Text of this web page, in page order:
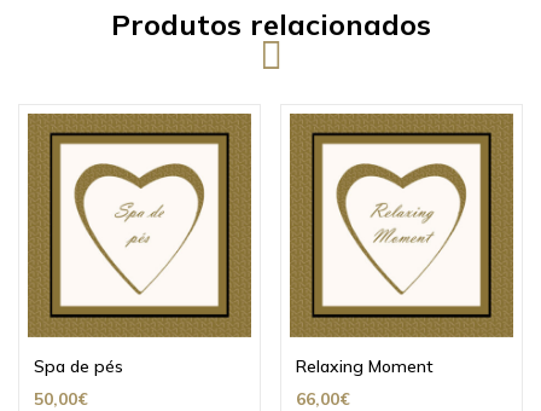
Produtos relacionados
Spa de pés
50,00€
Relaxing Moment
66,00€